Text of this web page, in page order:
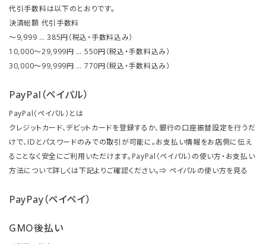
代引手数料は以下のとおりです。
決済総額 代引手数料
～9,999 … 385円（税込・手数料込み）
10,000～29,999円 … 550円（税込・手数料込み）
30,000～99,999円 … 770円（税込・手数料込み）
PayPal（ペイパル）
PayPal（ペイパル）とは
クレジットカード、デビットカードを登録するか、銀行の口座振替設定を行うだ
けで、IDとパスワードのみでの取引が可能に。お支払い情報をお店側に伝え
ることなく安全にご利用いただけます。PayPal（ペイパル）の使い方・お支払い
方法について詳しくは下記よりご確認ください。⇒ ペイパルの使い方を見る
PayPay（ペイペイ）
GMO後払い